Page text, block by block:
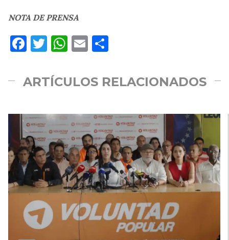
NOTA DE PRENSA
Facebook
Twitter
WhatsApp
Email
ARTÍCULOS RELACIONADOS